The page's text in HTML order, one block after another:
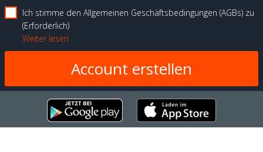
Ich stimme den Allgemeinen Geschäftsbedingungen (AGBs) zu
Erforderlich
Weiter lesen